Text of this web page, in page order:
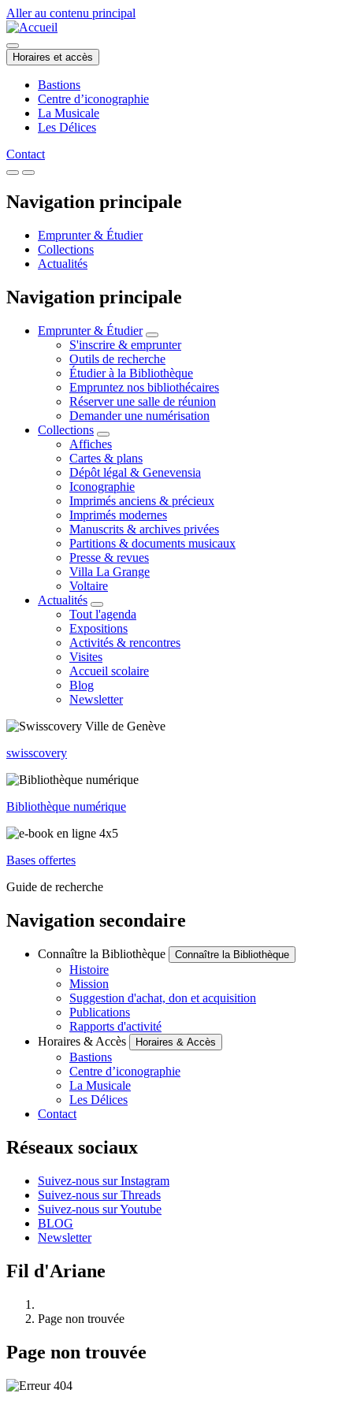
Aller au contenu principal
Horaires et accès
Bastions
Centre d’iconographie
La Musicale
Les Délices
Contact
Navigation principale
Emprunter & Étudier
Collections
Actualités
Navigation principale
Emprunter & Étudier
S'inscrire & emprunter
Outils de recherche
Étudier à la Bibliothèque
Empruntez nos bibliothécaires
Réserver une salle de réunion
Demander une numérisation
Collections
Affiches
Cartes & plans
Dépôt légal & Genevensia
Iconographie
Imprimés anciens & précieux
Imprimés modernes
Manuscrits & archives privées
Partitions & documents musicaux
Presse & revues
Villa La Grange
Voltaire
Actualités
Tout l'agenda
Expositions
Activités & rencontres
Visites
Accueil scolaire
Blog
Newsletter
swisscovery
Bibliothèque numérique
Bases offertes
Guide de recherche
Navigation secondaire
Connaître la Bibliothèque Connaître la Bibliothèque
Histoire
Mission
Suggestion d'achat, don et acquisition
Publications
Rapports d'activité
Horaires & Accès
Horaires & Accès
Bastions
Centre d’iconographie
La Musicale
Les Délices
Contact
Réseaux sociaux
Suivez-nous sur Instagram
Suivez-nous sur Threads
Suivez-nous sur Youtube
BLOG
Newsletter
Fil d'Ariane
Page non trouvée
Page non trouvée